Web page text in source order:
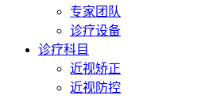
专家团队
诊疗设备
诊疗科目
近视矫正
近视防控